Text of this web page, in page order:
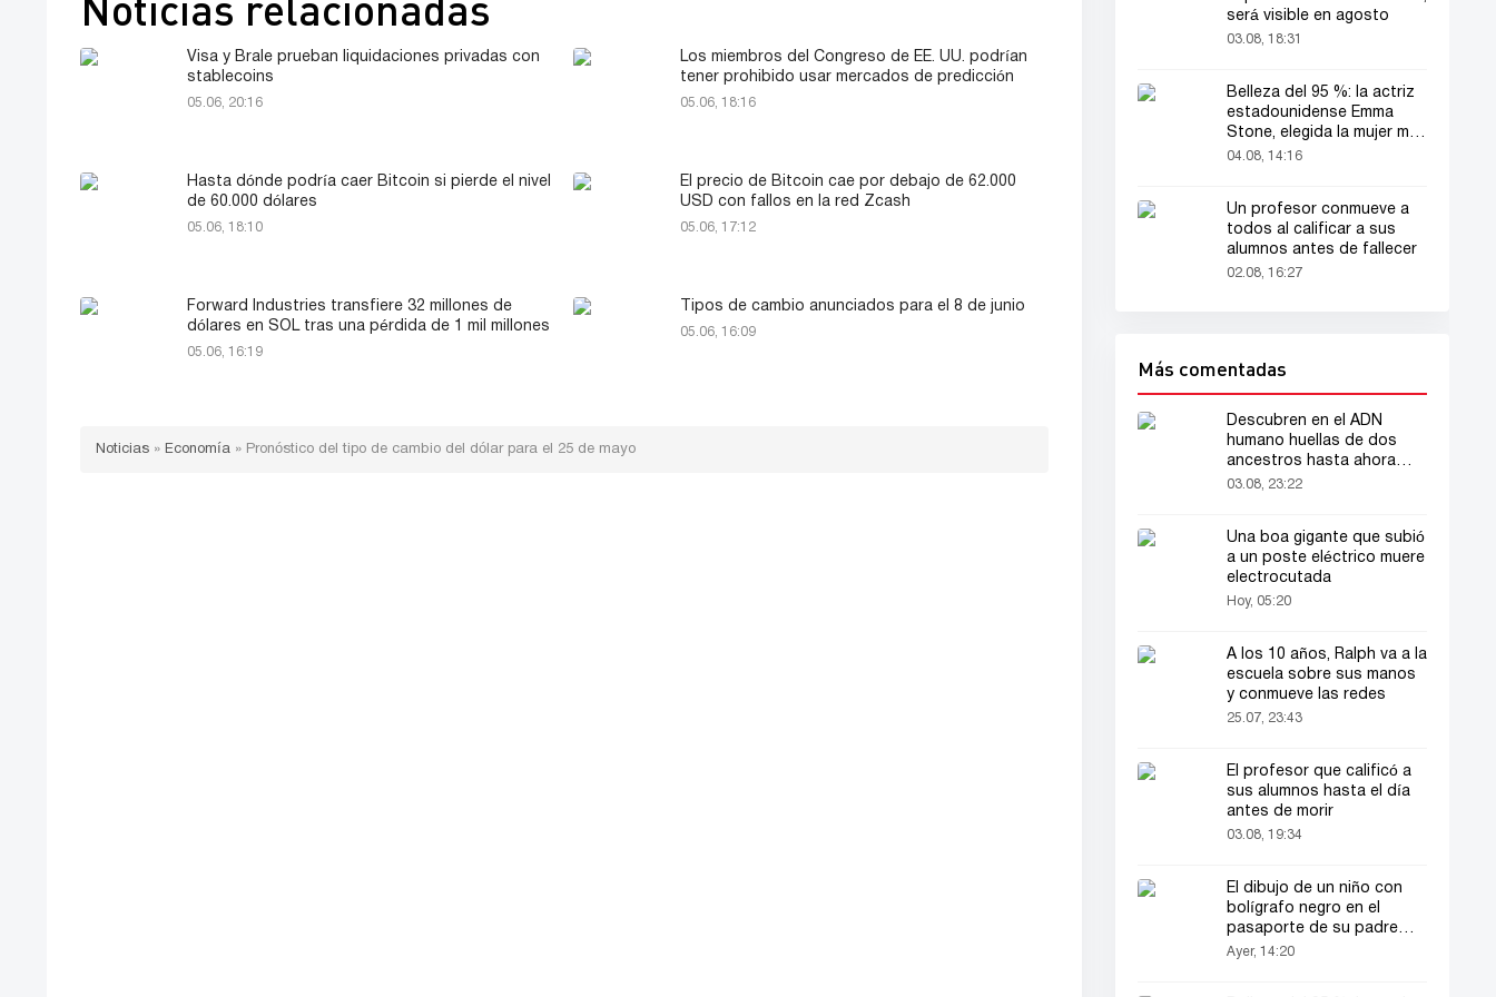
Visa y Brale prueban liquidaciones privadas con
stablecoins
05.06, 20:16
Los miembros del Congreso de EE. UU. podrían
tener prohibido usar mercados de predicción
05.06, 18:16
Hasta dónde podría caer Bitcoin si pierde el nivel
de 60.000 dólares
05.06, 18:10
El precio de Bitcoin cae por debajo de 62.000
USD con fallos en la red Zcash
05.06, 17:12
Forward Industries transfiere 32 millones de
dólares en SOL tras una pérdida de 1 mil millones
05.06, 16:19
Tipos de cambio anunciados para el 8 de junio
05.06, 16:09
Noticias » Economía » Pronóstico del tipo de cambio del dólar para el 25 de mayo
será visible en agosto
03.08, 18:31
Belleza del 95 %: la actriz
estadounidense Emma
Stone, elegida la mujer más
bella del mundo
04.08, 14:16
Un profesor conmueve a
todos al calificar a sus
alumnos antes de fallecer
02.08, 16:27
Más comentadas
Descubren en el ADN
humano huellas de dos
ancestros hasta ahora
desconocidos
03.08, 23:22
Una boa gigante que subió
a un poste eléctrico muere
electrocutada
Hoy, 05:20
A los 10 años, Ralph va a la
escuela sobre sus manos
y conmueve las redes
25.07, 23:43
El profesor que calificó a
sus alumnos hasta el día
antes de morir
03.08, 19:34
El dibujo de un niño con
bolígrafo negro en el
pasaporte de su padre
llamó la atención de todos
Ayer, 14:20